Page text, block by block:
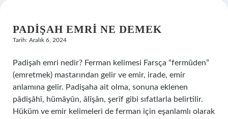
PADIŞAH EMRI NE DEMEK
Tarih: Aralık 6, 2024
Padişah emri nedir? Ferman kelimesi Farsça “fermûden”
(emretmek) mastarından gelir ve emir, irade, emir
anlamına gelir. Padişaha ait olma, sonuna eklenen
pâdişâhî, hümâyûn, âlîşân, şerîf gibi sıfatlarla belirtilir.
Hüküm ve emir kelimeleri de ferman için eşanlamlı olarak